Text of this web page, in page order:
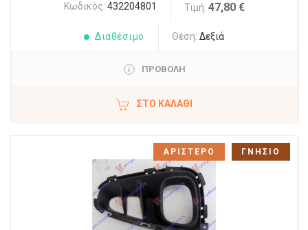
Κωδικός: 432204801 Τιμή: 47,80 €
Διαθέσιμο Θέση: Δεξιά
ΠΡΟΒΟΛΗ
ΣΤΟ ΚΑΛΆΘΙ
ΑΡΙΣΤΕΡΟ ΓΝΗΣΙΟ